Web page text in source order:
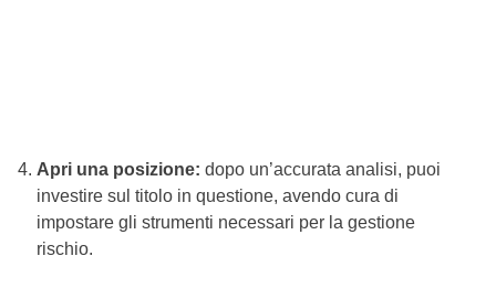
Apri una posizione: dopo un’accurata analisi, puoi
investire sul titolo in questione, avendo cura di
impostare gli strumenti necessari per la gestione
rischio.